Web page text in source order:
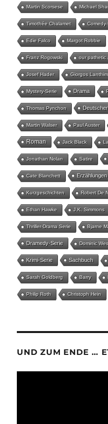
Martin Scorsese Michael
Timothée Chalamet
Edie Falco Margot Robbie
Franz Rogowski our pathetic
Josef Hader Giorgos
Mystery-Serie Drama
Thomas Pynchon
Martin Walser Paul Auster
Roman Jack Black
Jonathan Nolan Satire
Cate Blanchett Erzählungen
Kurzgeschichten Robert De
Ethan Hawke J.K. Simmons
Thriller-Drama Serie Bjarne
Dramedy-Serie Dominic
Krimi-Serie Sachbuch
Sarah Goldberg Barry
Philip Roth Christoph Hein
UND ZUM ENDE …